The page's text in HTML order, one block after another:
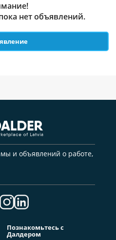
нет объявлений.
и объявлений о работе,
Познакомьтесь с
Далдером